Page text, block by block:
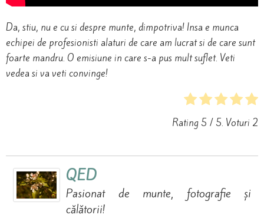
Da, stiu, nu e cu si despre munte, dimpotriva! Insa e munca
echipei de profesionisti alaturi de care am lucrat si de care sunt
foarte mandru. O emisiune in care s-a pus mult suflet. Veti
vedea si va veti convinge!
Rating5 / 5. Voturi 2
QED
Pasionat de munte, fotografie și
călătorii!